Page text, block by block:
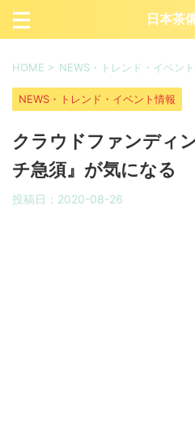
日本茶
HOME > NEWS・トレンド・イベン
NEWS・トレンド・イベント情報
クラウドファンディ
チ急須』が気になる
投稿日： 2020-08-26